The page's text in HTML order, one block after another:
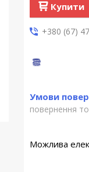
Купити
+380 (67)
повернення